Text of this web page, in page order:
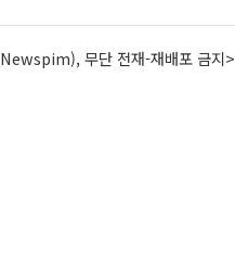
무단 전재-재배포 금지>